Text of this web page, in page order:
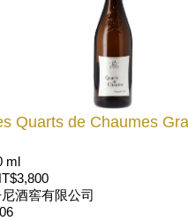
Quarts de Chaumes
ml
酒窖有限公司